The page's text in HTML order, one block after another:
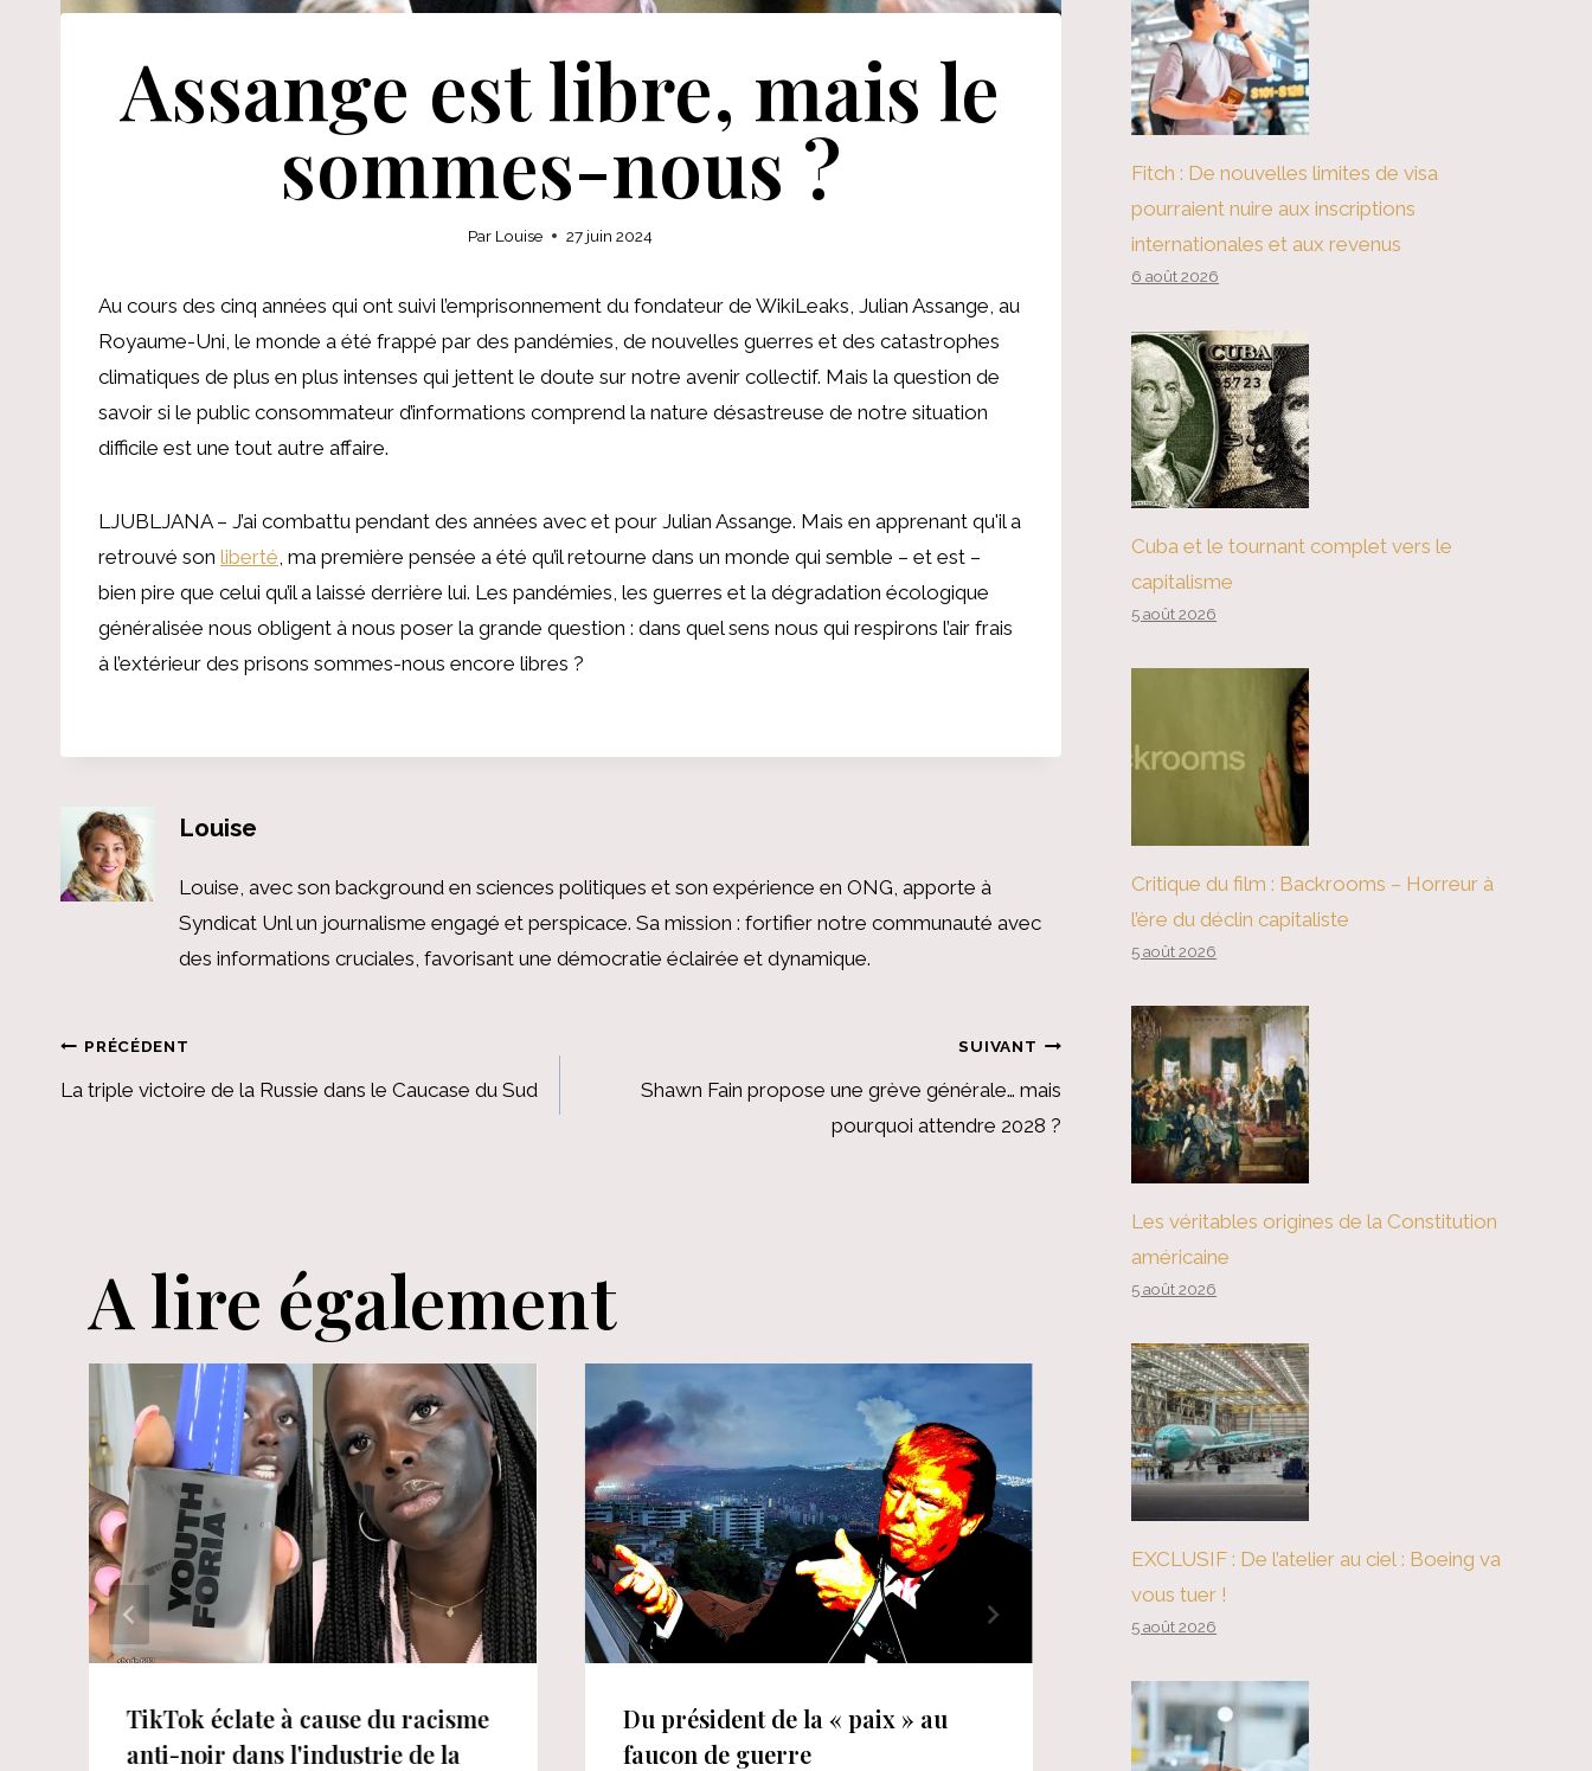
Assange est libre, mais le
sommes-nous ?
Par Louise 27 juin 2024
Au cours des cinq années qui ont suivi l’emprisonnement du fondateur de WikiLeaks, Julian Assange, au
Royaume-Uni, le monde a été frappé par des pandémies, de nouvelles guerres et des catastrophes
climatiques de plus en plus intenses qui jettent le doute sur notre avenir collectif. Mais la question de
savoir si le public consommateur d’informations comprend la nature désastreuse de notre situation
difficile est une tout autre affaire.
LJUBLJANA – J’ai combattu pendant des années avec et pour Julian Assange. Mais en apprenant qu'il a
retrouvé son liberté , ma première pensée a été qu’il retourne dans un monde qui semble – et est –
bien pire que celui qu’il a laissé derrière lui. Les pandémies, les guerres et la dégradation écologique
généralisée nous obligent à nous poser la grande question : dans quel sens nous qui respirons l’air frais
à l’extérieur des prisons sommes-nous encore libres ?
Louise
Louise, avec son background en sciences politiques et son expérience en ONG, apporte à
Syndicat Unl un journalisme engagé et perspicace. Sa mission : fortifier notre communauté avec
des informations cruciales, favorisant une démocratie éclairée et dynamique.
Navigation
de
PRÉCÉDENT
La triple victoire de la Russie dans le Caucase du Sud
SUIVANT
Shawn Fain propose une grève générale… mais
pourquoi attendre 2028 ?
A lire également
TikTok éclate à cause du racisme
anti-noir dans l'industrie de la
Du président de la « paix » au
faucon de guerre
Sans lanceurs d’alerte, l’Occident
est perdu
Fitch : De nouvelles limites de visa
pourraient nuire aux inscriptions
internationales et aux revenus
6 août 2026
Cuba et le tournant complet vers le
capitalisme
5 août 2026
Critique du film : Backrooms – Horreur à
l’ère du déclin capitaliste
5 août 2026
Les véritables origines de la Constitution
américaine
5 août 2026
EXCLUSIF : De l’atelier au ciel : Boeing va
vous tuer !
5 août 2026